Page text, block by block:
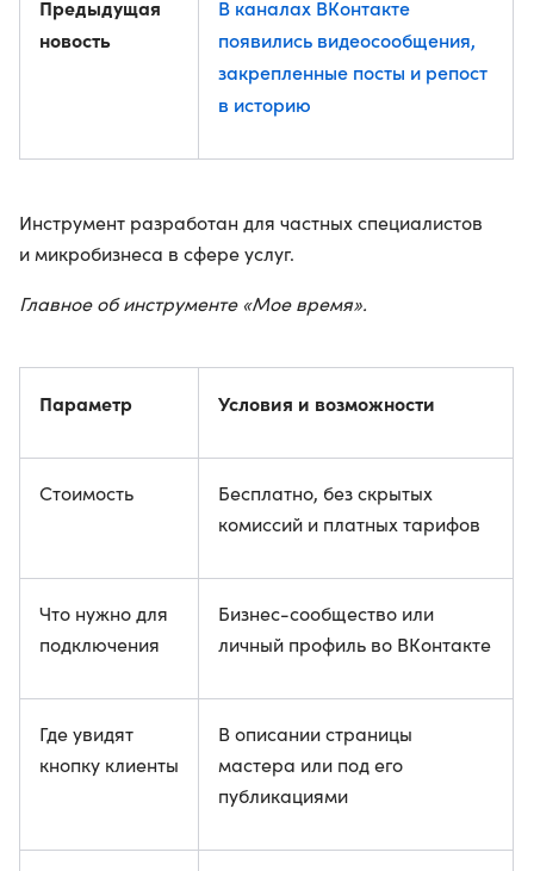
Предыдущая
новость
В каналах ВКонтакте
появились видеосообщения,
закрепленные посты и репост
в историю
Инструмент разработан для частных специалистов
и микробизнеса в сфере услуг.
Главное об инструменте «Мое время».
Параметр Условия и возможности
Стоимость
Бесплатно, без скрытых
комиссий и платных тарифов
Что нужно для
подключения
Бизнес-сообщество или
личный профиль во ВКонтакте
Где увидят
кнопку клиенты
В описании страницы
мастера или под его
публикациями